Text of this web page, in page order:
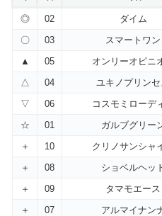
◎ 02 ダイム
〇
03 スマートワン
▲
05 オンリーオピニ
△
04 ユキノプリンセ
▽
06 コスモミローデ
☆
01 ガルブグリー
＋
10 クリノサンシャ
＋
08 ショベルヘッ
＋
09 タマモエース
＋
07 アルマイナン